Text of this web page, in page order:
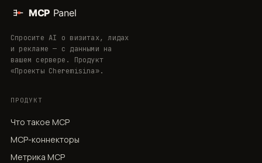
Спросите AI о визитах, лидах
и рекламе — с данными на
вашем сервере. Продукт
«Проекты Cheremisina».
ПРОДУКТ
Что такое MCP
MCP-коннекторы
Метрика MCP